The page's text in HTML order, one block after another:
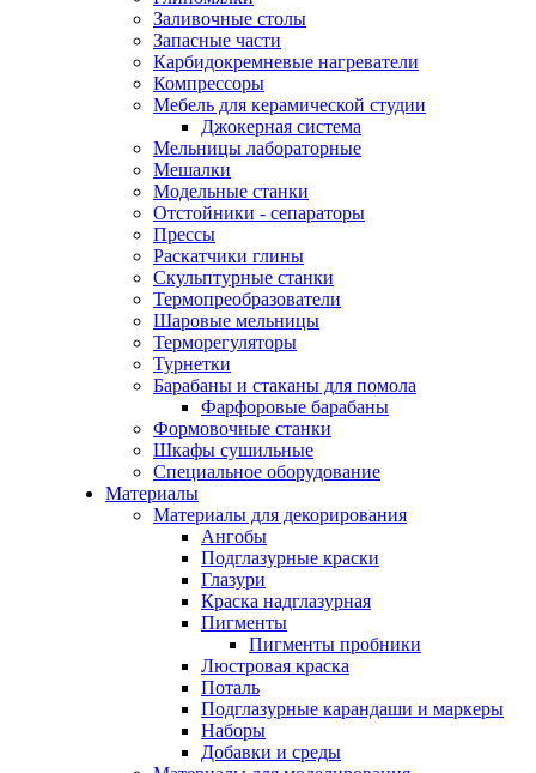
Заливочные столы
Запасные части
Карбидокремневые нагреватели
Компрессоры
Мебель для керамической студии
Джокерная система
Мельницы лабораторные
Мешалки
Модельные станки
Отстойники - сепараторы
Прессы
Раскатчики глины
Скульптурные станки
Термопреобразователи
Шаровые мельницы
Терморегуляторы
Турнетки
Барабаны и стаканы для помола
Фарфоровые барабаны
Формовочные станки
Шкафы сушильные
Специальное оборудование
Материалы
Материалы для декорирования
Ангобы
Подглазурные краски
Глазури
Краска надглазурная
Пигменты
Пигменты пробники
Люстровая краска
Поталь
Подглазурные карандаши и маркеры
Наборы
Добавки и среды